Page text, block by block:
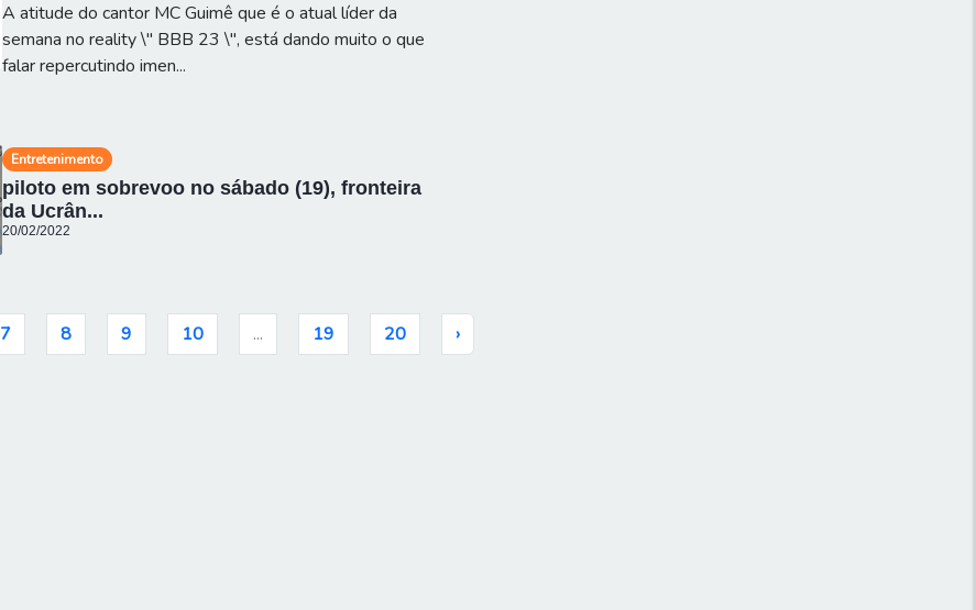
A atitude do cantor MC Guimê que é o atual líder da
semana no reality \" BBB 23 \", está dando muito o que
falar repercutindo imen...
Entretenimento
piloto em sobrevoo no sábado (19), fronteira
da Ucrân...
20/02/2022
7 8 9 10 ... 19 20 ›